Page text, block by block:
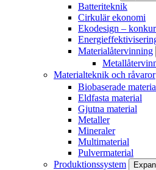
Batteriteknik
Cirkulär ekonomi
Ekodesign –
Materialåtervinning
Materialteknik och råvaror
Biobaserade
Eldfasta material
Gjutna material
Metaller
Mineraler
Multimaterial
Pulvermaterial
Produktionssystem